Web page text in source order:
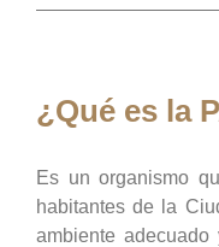
¿Qué es la
Es un organismo
habitantes de la
ambiente